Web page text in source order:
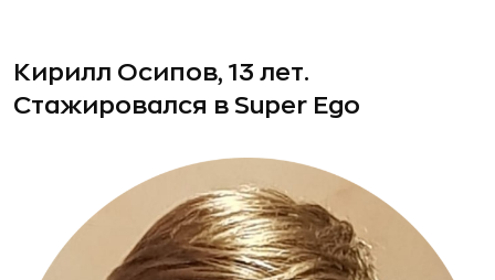
Кирилл Осипов, 13 лет.
Стажировался в Super Ego